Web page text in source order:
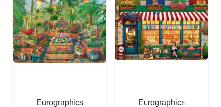
Eurographics
Eurographics